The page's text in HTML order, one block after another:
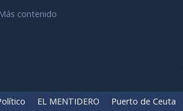
Más contenido
EL MENTIDERO Puerto de Ceuta